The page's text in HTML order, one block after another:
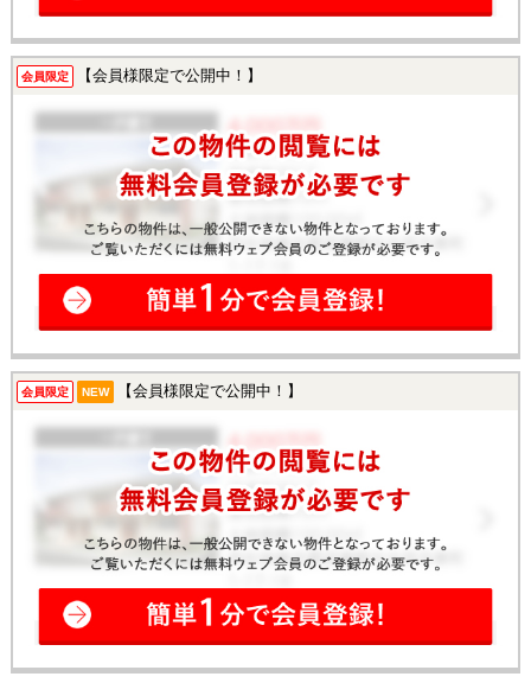
会員限定 【会員様限定で公開中！】
会員限定 NEW 【会員様限定で公開中！】